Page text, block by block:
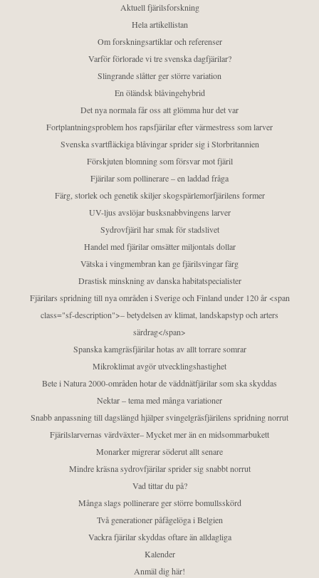
Aktuell fjärilsforskning
Hela artikellistan
Om forskningsartiklar och referenser
Varför förlorade vi tre svenska dagfjärilar?
Slingrande slåtter ger större variation
En öländsk blåvingehybrid
Det nya normala får oss att glömma hur det var
Fortplantningsproblem hos rapsfjärilar efter värmestress som larver
Svenska svartfläckiga blåvingar sprider sig i Storbritannien
Förskjuten blomning som försvar mot fjäril
Fjärilar som pollinerare – en laddad fråga
Färg, storlek och genetik skiljer skogspärlemorfjärilens former
UV-ljus avslöjar busksnabbvingens larver
Sydrovfjäril har smak för stadslivet
Handel med fjärilar omsätter miljontals dollar
Vätska i vingmembran kan ge fjärilsvingar färg
Drastisk minskning av danska habitatspecialister
Fjärilars spridning till nya områden i Sverige och Finland under 120 år <span
class="sf-description">– betydelsen av klimat, landskapstyp och arters
särdrag</span>
Spanska kamgräsfjärilar hotas av allt torrare somrar
Mikroklimat avgör utvecklingshastighet
Bete i Natura 2000-områden hotar de väddnätfjärilar som ska skyddas
Nektar – tema med många variationer
Snabb anpassning till dagslängd hjälper svingelgräsfjärilens spridning norrut
Fjärilslarvernas värdväxter– Mycket mer än en midsommarbukett
Monarker migrerar söderut allt senare
Mindre kräsna sydrovfjärilar sprider sig snabbt norrut
Vad tittar du på?
Många slags pollinerare ger större bomullsskörd
Två generationer påfågelöga i Belgien
Vackra fjärilar skyddas oftare än alldagliga
Kalender
Anmäl dig här!